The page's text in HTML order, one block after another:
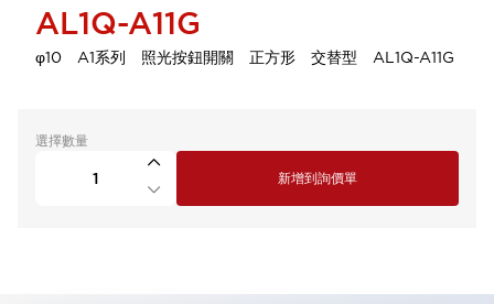
AL1Q-A11G
φ10 A1系列 照光按鈕開關 正方形 交替型 AL1Q-A11G
選擇數量
新增到詢價單